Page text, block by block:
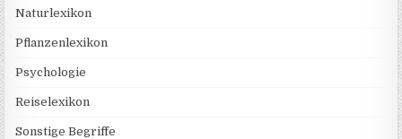
Naturlexikon
Pflanzenlexikon
Psychologie
Reiselexikon
Sonstige Begriffe